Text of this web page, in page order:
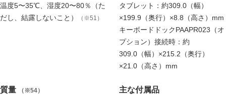
温度5〜35℃、湿度20〜80％（た
だし、結露しないこと）
（※51）
タブレット：約309.0（幅）
×199.9（奥行）×8.8（高さ）mm
キーボードドックPAAPR023（オ
プション）接続時：約
309.0（幅）×215.2（奥行）
×21.0（高さ）mm
質量 （※54） 主な付属品